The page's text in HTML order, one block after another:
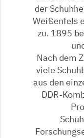
der
Weißenfels
zu. 1895
Nach dem
viele
aus den
DDR-